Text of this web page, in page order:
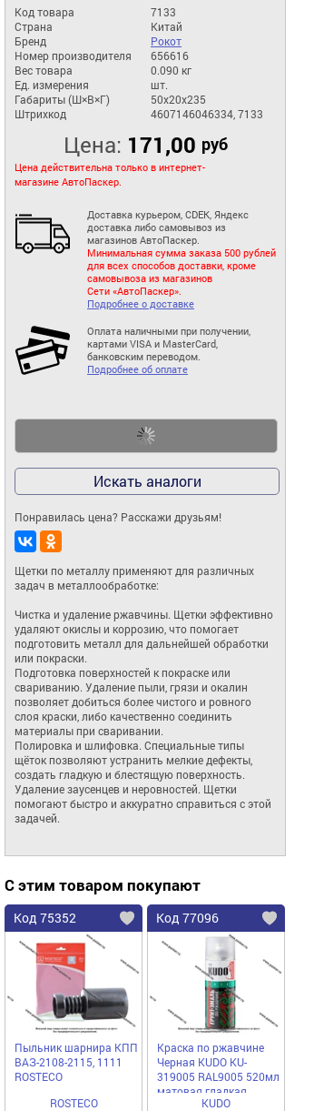
Код товара
7133
Страна
Китай
Бренд
Рокот
Номер производителя
656616
Вес товара
0.090 кг
Ед. измерения
шт.
Габариты (Ш×В×Г)
50x20x235
Штрихкод
4607146046334, 7133
Цена: 171,00 руб
Цена действительна только в интернет-
магазине АвтоПаскер.
Доставка курьером, CDEK, Яндекс
доставка либо самовывоз из
магазинов АвтоПаскер.
Минимальная сумма заказа 500 рублей
для всех способов доставки, кроме
самовывоза из магазинов
Сети «АвтоПаскер».
Подробнее о доставке
Оплата наличными при получении,
картами VISA и MasterCard,
банковским переводом.
Подробнее об оплате
Искать аналоги
Понравилась цена? Расскажи друзьям!
Щетки по металлу применяют для различных
задач в металлообработке:
Чистка и удаление ржавчины. Щетки эффективно
удаляют окислы и коррозию, что помогает
подготовить металл для дальнейшей обработки
или покраски.
Подготовка поверхностей к покраске или
свариванию. Удаление пыли, грязи и окалин
позволяет добиться более чистого и ровного
слоя краски, либо качественно соединить
материалы при сваривании.
Полировка и шлифовка. Специальные типы
щёток позволяют устранить мелкие дефекты,
создать гладкую и блестящую поверхность.
Удаление заусенцев и неровностей. Щетки
помогают быстро и аккуратно справиться с этой
задачей.
С этим товаром покупают
Код 75352
Пыльник шарнира КПП
ВАЗ-2108-2115, 1111
ROSTECO
ROSTECO
Код 77096
Краска по ржавчине
Черная KUDO KU-
319005 RAL9005 520мл
матовая гладкая
аэрозольная
KUDO